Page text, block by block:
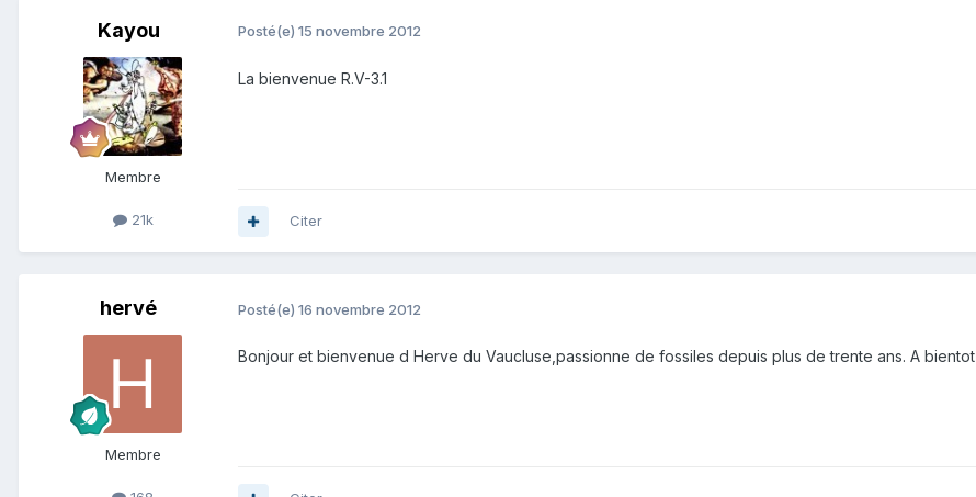
Kayou
Membre
21k
Posté(e) 15 novembre 2012
La bienvenue R.V-3.1
Citer
hervé
Membre
Posté(e) 16 novembre 2012
Bonjour et bienvenue d Herve du Vaucluse,passionne de fossiles depuis plus de trente ans. A bientot